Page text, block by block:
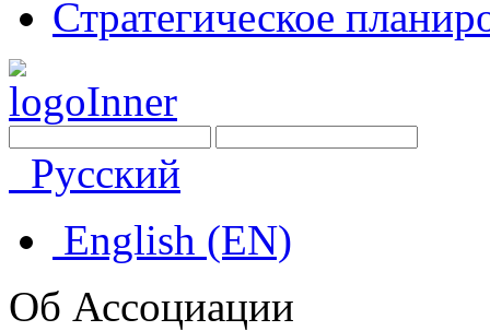
Стратегическое
Русский
English (EN)
Об Ассоциации